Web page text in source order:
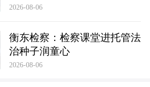
2026-08-06
衡东检察：检察课堂进托管法
治种子润童心
2026-08-06